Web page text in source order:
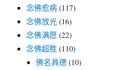
念佛愈病(117)
念佛放光(16)
念佛满愿 (22)
念佛超胜 (110)
佛名具德(10)